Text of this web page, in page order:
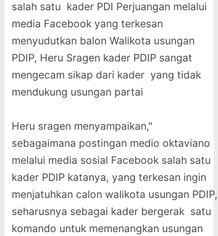
salah satu kader PDI Perjuangan melalui
media Facebook yang terkesan
menyudutkan balon Walikota usungan
PDIP, Heru Sragen kader PDIP sangat
mengecam sikap dari kader yang tidak
mendukung usungan partai
Heru sragen menyampaikan,"
sebagaimana postingan medio oktaviano
melalui media sosial Facebook salah satu
kader PDIP katanya, yang terkesan ingin
menjatuhkan calon walikota usungan PDIP,
seharusnya sebagai kader bergerak satu
komando untuk memenangkan usungan